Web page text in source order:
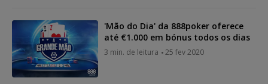
'Mão do Dia' da 888poker oferece
até €1.000 em bónus todos os dias
3 min. de leitura 25 fev 2020